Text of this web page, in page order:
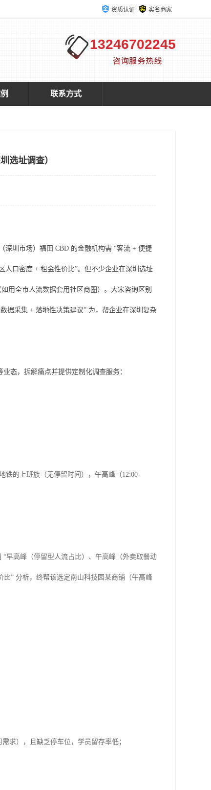
资质认证 实名商家
13246702245
联系方式
选址调查）
深圳市场）福田 CBD 的金融机构需 “客流 + 便捷
人口密度 + 租金性价比”。但不少企业在深圳选址
用全市人流数据套用社区商圈）。大宋咨询区别
据采集 + 落地性决策建议” 为，帮企业在深圳复杂
态，拆解痛点并提供定制化调查服务：
铁的上班族（无停留时间），午高峰（12:00-
早高峰（停留型人流占比）、午高峰（外卖取餐动
” 分析，终帮该选定南山科技园某商铺（午高峰
求），且缺乏停车位，学员留存率低；